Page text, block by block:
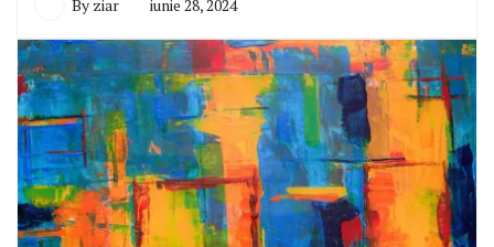
By ziar iunie 28, 2024